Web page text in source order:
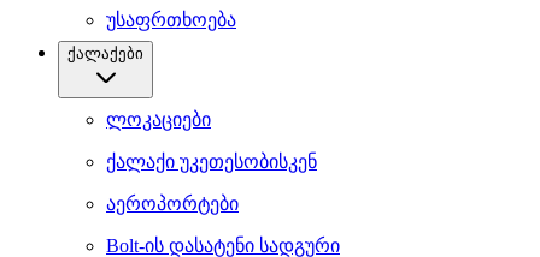
უსაფრთხოება
ქალაქები
ლოკაციები
ქალაქი უკეთესობისკენ
აეროპორტები
Bolt-ის დასატენი სადგური